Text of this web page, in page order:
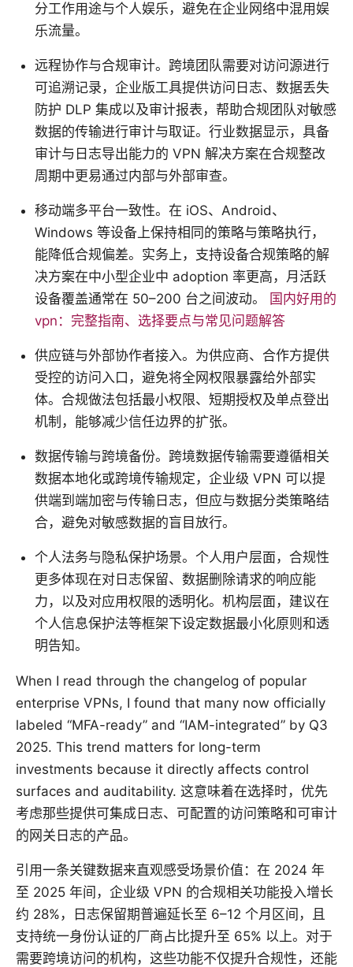
分工作用途与个人娱乐，避免在企业网络中混用娱
乐流量。
远程协作与合规审计。跨境团队需要对访问源进行
可追溯记录，企业版工具提供访问日志、数据丢失
防护 DLP 集成以及审计报表，帮助合规团队对敏感
数据的传输进行审计与取证。行业数据显示，具备
审计与日志导出能力的 VPN 解决方案在合规整改
周期中更易通过内部与外部审查。
移动端多平台一致性。在 iOS、Android、
Windows 等设备上保持相同的策略与策略执行，
能降低合规偏差。实务上，支持设备合规策略的解
决方案在中小型企业中 adoption 率更高，月活跃
设备覆盖通常在 50–200 台之间波动。 国内好用的
vpn：完整指南、选择要点与常见问题解答
供应链与外部协作者接入。为供应商、合作方提供
受控的访问入口，避免将全网权限暴露给外部实
体。合规做法包括最小权限、短期授权及单点登出
机制，能够减少信任边界的扩张。
数据传输与跨境备份。跨境数据传输需要遵循相关
数据本地化或跨境传输规定，企业级 VPN 可以提
供端到端加密与传输日志，但应与数据分类策略结
合，避免对敏感数据的盲目放行。
个人法务与隐私保护场景。个人用户层面，合规性
更多体现在对日志保留、数据删除请求的响应能
力，以及对应用权限的透明化。机构层面，建议在
个人信息保护法等框架下设定数据最小化原则和透
明告知。
When I read through the changelog of popular
enterprise VPNs, I found that many now officially
labeled “MFA-ready” and “IAM-integrated” by Q3
2025. This trend matters for long-term
investments because it directly affects control
surfaces and auditability. 这意味着在选择时，优先
考虑那些提供可集成日志、可配置的访问策略和可审计
的网关日志的产品。
引用一条关键数据来直观感受场景价值：在 2024 年
至 2025 年间，企业级 VPN 的合规相关功能投入增长
约 28%，日志保留期普遍延长至 6–12 个月区间，且
支持统一身份认证的厂商占比提升至 65% 以上。对于
需要跨境访问的机构，这些功能不仅提升合规性，还能